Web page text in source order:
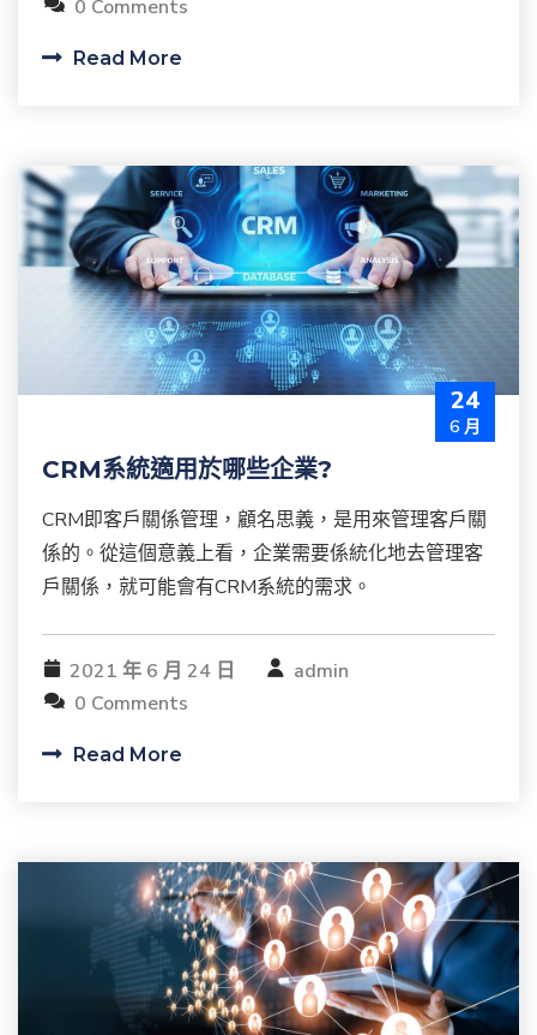
0 Comments
Read More
24
6 月
CRM系統適用於哪些企業?
CRM即客戶關係管理，顧名思義，是用來管理客戶關
係的。從這個意義上看，企業需要係統化地去管理客
戶關係，就可能會有CRM系統的需求。
2021 年 6 月 24 日
admin
0 Comments
Read More